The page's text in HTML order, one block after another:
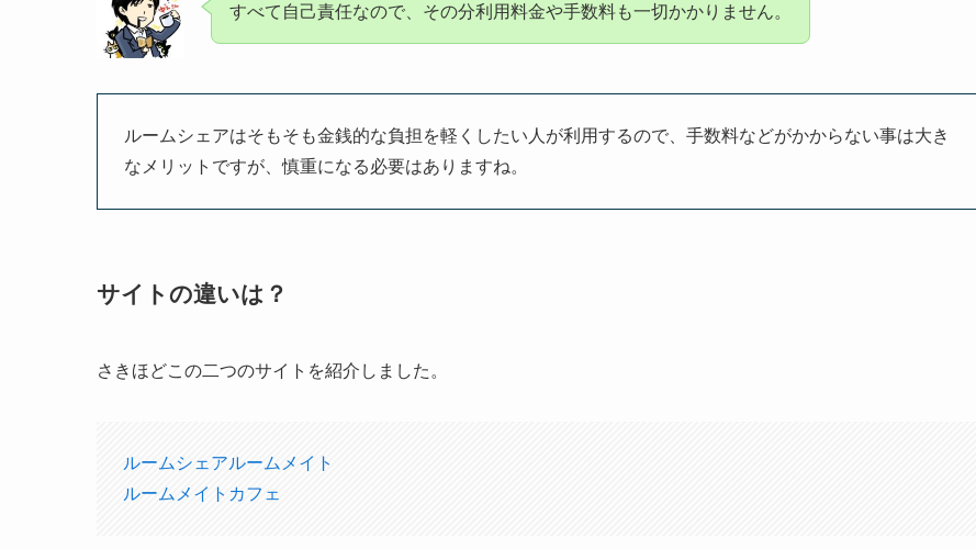
すべて自己責任なので、その分利用料金や手数料も一切かかりません。
ルームシェアはそもそも金銭的な負担を軽くしたい人が利用するので、手数料などがかからない事は大き
なメリットですが、慎重になる必要はありますね。
サイトの違いは？
さきほどこの二つのサイトを紹介しました。
ルームシェアルームメイト
ルームメイトカフェ